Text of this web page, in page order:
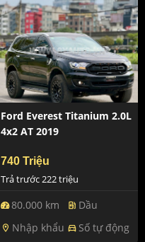
Ford Everest Titanium 2.0L
4x2 AT 2019
740 Triệu
Trả trước 222 triệu
80.000 km ev_station Dầu
location_on Nhập khẩu directions_car Số tự động